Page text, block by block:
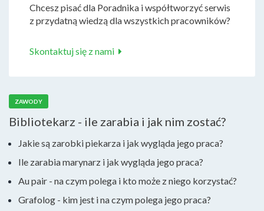
Chcesz pisać dla Poradnika i współtworzyć serwis
z przydatną wiedzą dla wszystkich pracowników?
Skontaktuj się z nami
ZAWODY
Bibliotekarz - ile zarabia i jak nim zostać?
Jakie są zarobki piekarza i jak wygląda jego praca?
Ile zarabia marynarz i jak wygląda jego praca?
Au pair - na czym polega i kto może z niego korzystać?
Grafolog - kim jest i na czym polega jego praca?